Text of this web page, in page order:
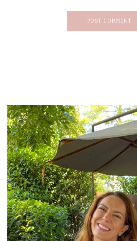
POST COMMENT